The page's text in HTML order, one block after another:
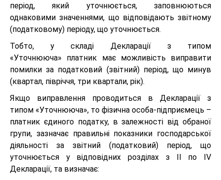
період, який уточнюється, заповнюються
однаковими значеннями, що відповідають звітному
(податковому) періоду, що уточнюється.
Тобто, у складі Декларації з типом
«Уточнююча» платник має можливість виправити
помилки за податковий (звітний) період, що минув
(квартал, півріччя, три квартали, рік).
Якщо виправлення проводиться в Декларації з
типом «Уточнююча», то фізична особа-підприємець –
платник єдиного податку, в залежності від обраної
групи, зазначає правильні показники господарської
діяльності за звітний (податковий) період, що
уточнюється у відповідних розділах з ІІ по ІV
Декларації, та визначає: